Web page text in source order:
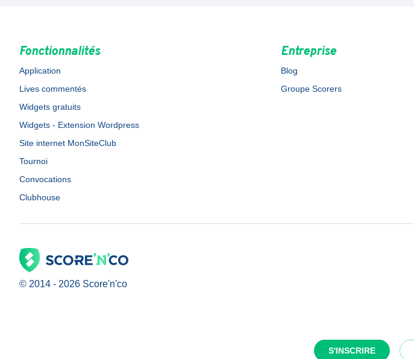
S'INSCRIRE
Fonctionnalités
Application
Lives commentés
Widgets gratuits
Widgets - Extension Wordpress
Site internet MonSiteClub
Tournoi
Convocations
Clubhouse
Entreprise
Blog
Groupe Scorers
© 2014 - 2026 Score'n'co